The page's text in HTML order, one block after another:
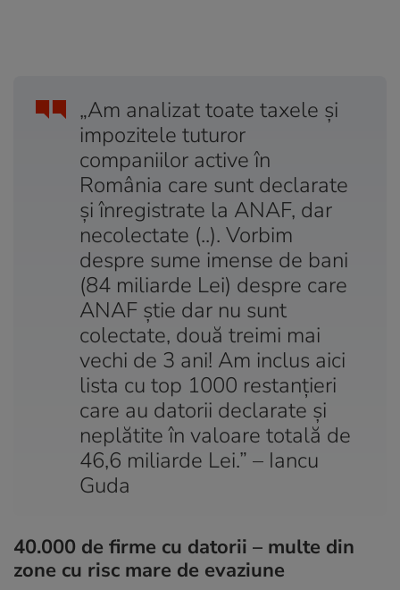
„Am analizat toate taxele și
impozitele tuturor
companiilor active în
România care sunt declarate
și înregistrate la ANAF, dar
necolectate (..). Vorbim
despre sume imense de bani
(84 miliarde Lei) despre care
ANAF știe dar nu sunt
colectate, două treimi mai
vechi de 3 ani! Am inclus aici
lista cu top 1000 restanțieri
care au datorii declarate și
neplătite în valoare totală de
46,6 miliarde Lei.” – Iancu
Guda
40.000 de firme cu datorii – multe din
zone cu risc mare de evaziune